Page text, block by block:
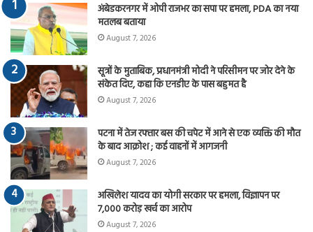
अंबेडकरनगर में ओपी राजभर का सपा पर हमला, PDA का नया
मतलब बताया
August 7, 2026
सूत्रों के मुताबिक, प्रधानमंत्री मोदी ने परिसीमन पर जोर देने के
संकेत दिए, कहा कि एनडीए के पास बहुमत है
August 7, 2026
पटना में तेज रफ्तार बस की चपेट में आने से एक व्यक्ति की मौत
के बाद आक्रोश ; कई वाहनों में आगजनी
August 7, 2026
अखिलेश यादव का योगी सरकार पर हमला, विज्ञापन पर
7,000 करोड़ खर्च का आरोप
August 7, 2026